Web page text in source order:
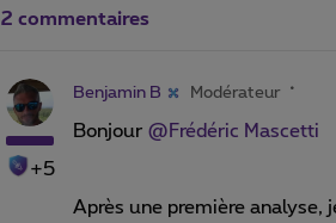
2 commentaires
+5
Benjamin B Modérateur
Bonjour @Frédéric Mascetti
Après une première analyse,